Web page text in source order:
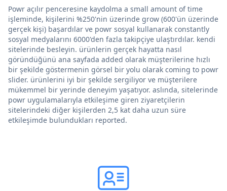
Powr açılır penceresine kaydolma a small amount of time
işleminde, kişilerini %250'nin üzerinde grow (600'ün üzerinde
gerçek kişi) başardılar ve powr sosyal kullanarak constantly
sosyal medyalarını 6000'den fazla takipçiye ulaştırdılar. kendi
sitelerinde besleyin. ürünlerin gerçek hayatta nasıl
göründüğünü ana sayfada added olarak müşterilerine hızlı
bir şekilde göstermenin görsel bir yolu olarak coming to powr
slider. ürünlerini iyi bir şekilde sergiliyor ve müşterilere
mükemmel bir yerinde deneyim yaşatıyor. aslında, sitelerinde
powr uygulamalarıyla etkileşime giren ziyaretçilerin
sitelerindeki diğer kişilerden 2,5 kat daha uzun süre
etkileşimde bulundukları reported.